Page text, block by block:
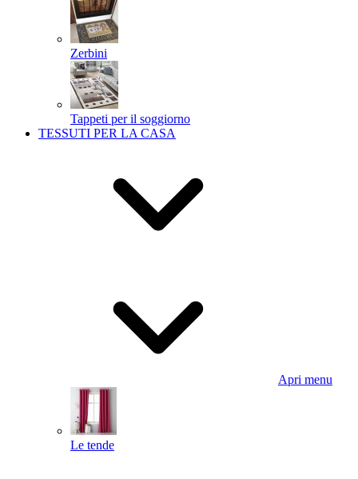
Zerbini
Tappeti per il soggiorno
TESSUTI PER LA CASA
Apri menu
Le tende